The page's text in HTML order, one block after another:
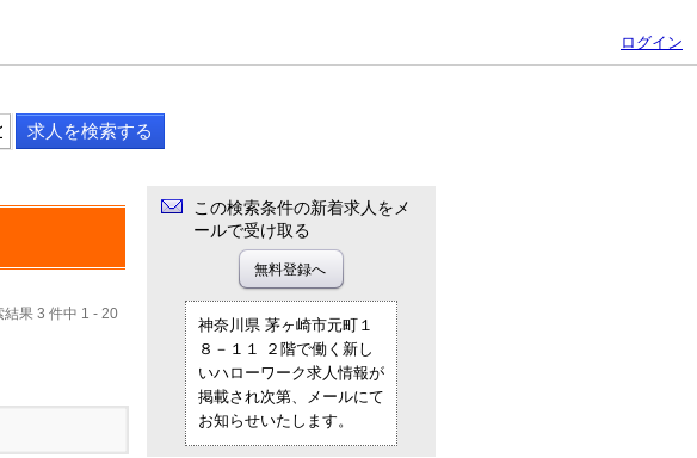
ログイン
結果 3 件中 1 - 20
この検索条件の新着求人をメ
ールで受け取る
神奈川県 茅ヶ崎市元町１
８－１１ ２階で働く新し
いハローワーク求人情報が
掲載され次第、メールにて
お知らせいたします。